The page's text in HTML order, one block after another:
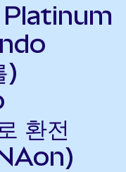
)
환전